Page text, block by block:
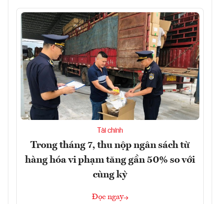
Tài chính
Trong tháng 7, thu nộp ngân sách từ
hàng hóa vi phạm tăng gần 50% so với
cùng kỳ
Đọc ngay